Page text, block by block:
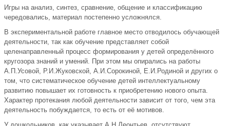
Игры на анализ, синтез, сравнение, общение и классификацию
чередовались, материал постепенно усложнялся.
В экспериментальной работе главное место отводилось обучающей
деятельности, так как обучение представляет собой
целенаправленный процесс формирования у детей определённого
кругозора знаний и умений. При этом мы опирались на работы
А.П.Усовой, Р.И.Жуковской, А.И.Сорокиной, Е.И.Родиной и других о
том, что систематическое обучение детей интеллектуальному
развитию повышает их готовность к приобретению нового опыта.
Характер протекания любой деятельности зависит от того, чем эта
деятельность побуждается, то есть от её мотивов.